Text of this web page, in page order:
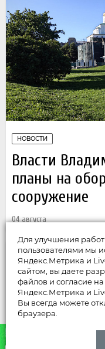
НОВОСТИ
Власти
планы на
сооружение
04 августа
Для улучшения
пользователями мы
Яндекс.Метрика и
сайтом, вы даете
файлов и согласие
Яндекс.Метрика и
Вы всегда можете
браузера.